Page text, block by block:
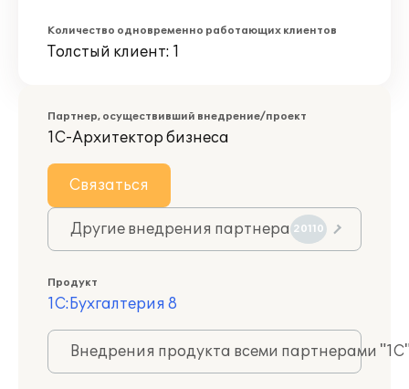
Количество одновременно работающих клиентов
Толстый клиент: 1
Партнер, осуществивший внедрение/проект
1С-Архитектор бизнеса
Связаться
Другие внедрения партнера 20110
Продукт
1С:Бухгалтерия 8
Внедрения продукта всеми партнерами